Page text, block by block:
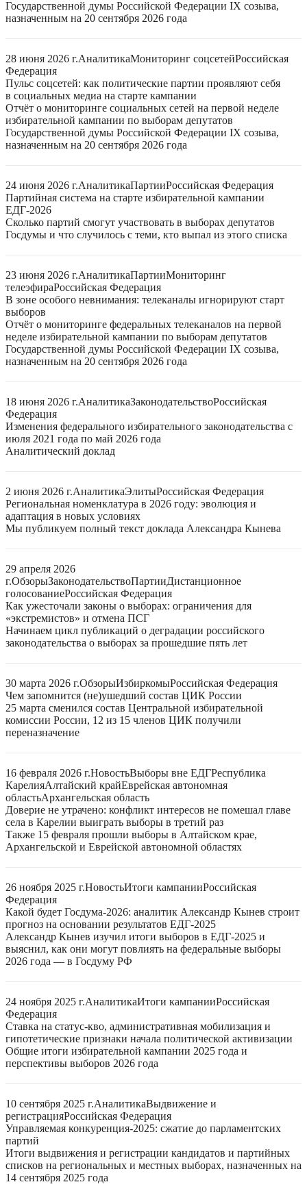
Государственной думы Российской Федерации IX созыва,
назначенным на 20 сентября 2026 года
28 июня 2026 г.АналитикаМониторинг соцсетейРоссийская
Федерация
Пульс соцсетей: как политические партии проявляют себя
в социальных медиа на старте кампании
Отчёт о мониторинге социальных сетей на первой неделе
избирательной кампании по выборам депутатов
Государственной думы Российской Федерации IX созыва,
назначенным на 20 сентября 2026 года
24 июня 2026 г.АналитикаПартииРоссийская Федерация
Партийная система на старте избирательной кампании
ЕДГ-2026
Сколько партий смогут участвовать в выборах депутатов
Госдумы и что случилось с теми, кто выпал из этого списка
23 июня 2026 г.АналитикаПартииМониторинг
телеэфираРоссийская Федерация
В зоне особого невнимания: телеканалы игнорируют старт
выборов
Отчёт о мониторинге федеральных телеканалов на первой
неделе избирательной кампании по выборам депутатов
Государственной думы Российской Федерации IX созыва,
назначенным на 20 сентября 2026 года
18 июня 2026 г.АналитикаЗаконодательствоРоссийская
Федерация
Изменения федерального избирательного законодательства с
июля 2021 года по май 2026 года
Аналитический доклад
2 июня 2026 г.АналитикаЭлитыРоссийская Федерация
Региональная номенклатура в 2026 году: эволюция и
адаптация в новых условиях
Мы публикуем полный текст доклада Александра Кынева
29 апреля 2026
г.ОбзорыЗаконодательствоПартииДистанционное
голосованиеРоссийская Федерация
Как ужесточали законы о выборах: ограничения для
«экстремистов» и отмена ПСГ
Начинаем цикл публикаций о деградации российского
законодательства о выборах за прошедшие пять лет
30 марта 2026 г.ОбзорыИзбиркомыРоссийская Федерация
Чем запомнится (не)ушедший состав ЦИК России
25 марта сменился состав Центральной избирательной
комиссии России, 12 из 15 членов ЦИК получили
переназначение
16 февраля 2026 г.НовостьВыборы вне ЕДГРеспублика
КарелияАлтайский крайЕврейская автономная
областьАрхангельская область
Доверие не утрачено: конфликт интересов не помешал главе
села в Карелии выиграть выборы в третий раз
Также 15 февраля прошли выборы в Алтайском крае,
Архангельской и Еврейской автономной областях
26 ноября 2025 г.НовостьИтоги кампанииРоссийская
Федерация
Какой будет Госдума-2026: аналитик Александр Кынев строит
прогноз на основании результатов ЕДГ-2025
Александр Кынев изучил итоги выборов в ЕДГ-2025 и
выяснил, как они могут повлиять на федеральные выборы
2026 года — в Госдуму РФ
24 ноября 2025 г.АналитикаИтоги кампанииРоссийская
Федерация
Ставка на статус-кво, административная мобилизация и
гипотетические признаки начала политической активизации
Общие итоги избирательной кампании 2025 года и
перспективы выборов 2026 года
10 сентября 2025 г.АналитикаВыдвижение и
регистрацияРоссийская Федерация
Управляемая конкуренция-2025: сжатие до парламентских
партий
Итоги выдвижения и регистрации кандидатов и партийных
списков на региональных и местных выборах, назначенных на
14 сентября 2025 года